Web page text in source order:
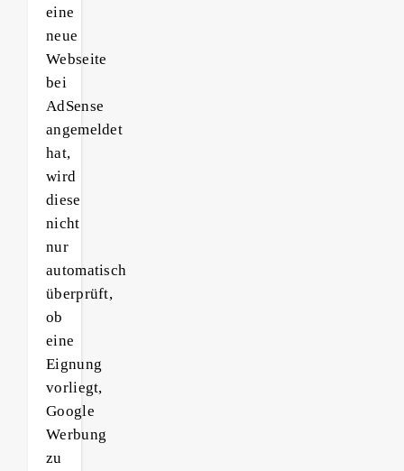
eine
neue
Webseite
bei
AdSense
angemeldet
hat,
wird
diese
nicht
nur
automatisch
überprüft,
ob
eine
Eignung
vorliegt,
Google
Werbung
zu